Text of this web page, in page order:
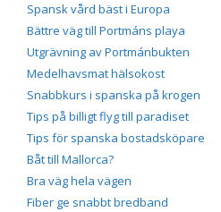
Spansk vård bäst i Europa
Bättre väg till Portmáns playa
Utgrävning av Portmánbukten
Medelhavsmat hälsokost
Snabbkurs i spanska på krogen
Tips på billigt flyg till paradiset
Tips för spanska bostadsköpare
Båt till Mallorca?
Bra väg hela vägen
Fiber ge snabbt bredband